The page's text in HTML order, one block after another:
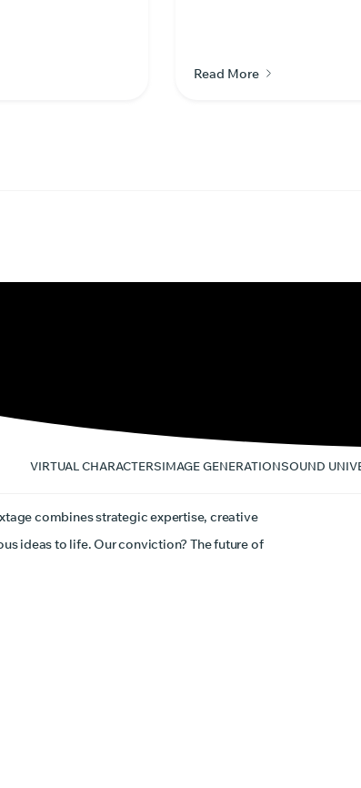
Read More
VIRTUAL CHARACTERSIMAGE GENERATIONSOUND
combines strategic expertise, creative
ideas to life. Our conviction? The future of